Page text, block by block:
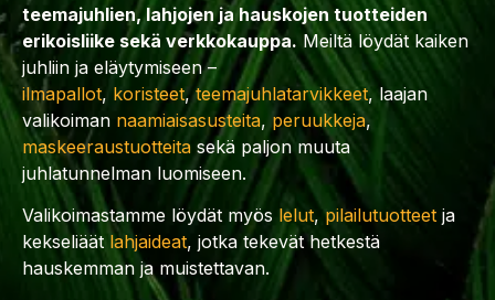
teemajuhlien, lahjojen ja hauskojen tuotteiden
erikoisliike sekä verkkokauppa. Meiltä löydät kaiken
juhliin ja eläytymiseen –
ilmapallot, koristeet,teemajuhlatarvikkeet, laajan
valikoiman naamiaisasusteita, peruukkeja,
maskeeraustuotteita sekä paljon muuta
juhlatunnelman luomiseen.
Valikoimastamme löydät myös lelut,pilailutuotteet ja
kekseliäät lahjaideat, jotka tekevät hetkestä
hauskemman ja muistettavan.